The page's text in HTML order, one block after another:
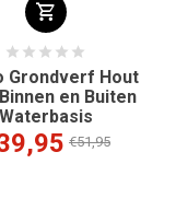
Grondverf Hout
en Buiten
Waterbasis
€51,95